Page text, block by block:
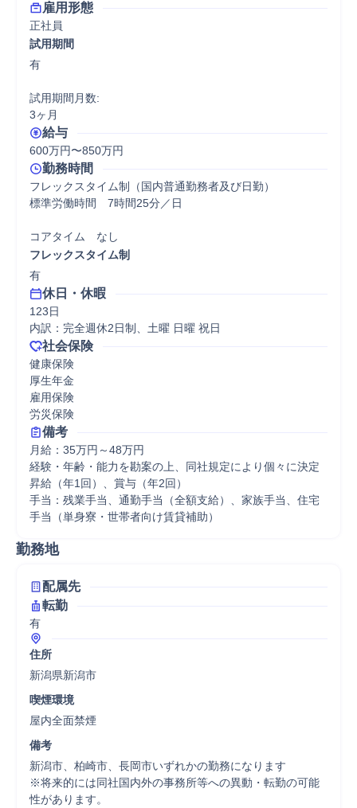
雇用形態
正社員
試用期間
有
試用期間月数:
3ヶ月
給与
600万円〜850万円
勤務時間
フレックスタイム制（国内普通勤務者及び日勤）
標準労働時間　7時間25分／日
コアタイム　なし
フレックスタイム制
有
休日・休暇
123日
内訳：完全週休2日制、土曜 日曜 祝日
社会保険
健康保険
厚生年金
雇用保険
労災保険
備考
月給：35万円～48万円
経験・年齢・能力を勘案の上、同社規定により個々に決定
昇給（年1回）、賞与（年2回）
手当：残業手当、通勤手当（全額支給）、家族手当、住宅
手当（単身寮・世帯者向け賃貸補助）
勤務地
配属先
転勤
有
住所
新潟県新潟市
喫煙環境
屋内全面禁煙
備考
新潟市、柏崎市、長岡市いずれかの勤務になります
※将来的には同社国内外の事務所等への異動・転勤の可能
性があります。